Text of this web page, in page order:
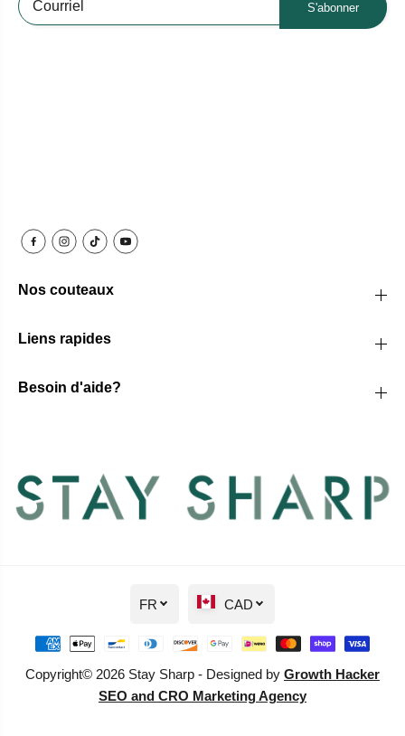
S'abonner
Nos couteaux
Liens rapides
Besoin d'aide?
Copyright© 2026 Stay Sharp - Designed by Growth Hacker
SEO and CRO Marketing Agency
FR CAD